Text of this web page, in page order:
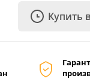
Купить